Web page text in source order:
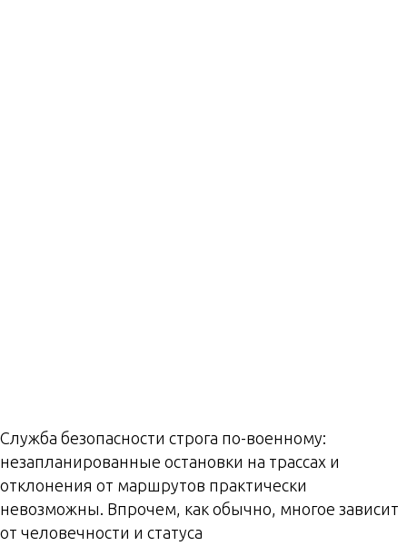
Служба безопасности строга по-военному:
незапланированные остановки на трассах и
отклонения от маршрутов практически
невозможны. Впрочем, как обычно, многое зависит
от человечности и статуса